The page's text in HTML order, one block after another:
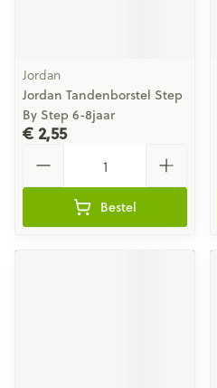
Jordan
Jordan Tandenborstel Step
By Step 6-8jaar
€ 2,55
Bestel